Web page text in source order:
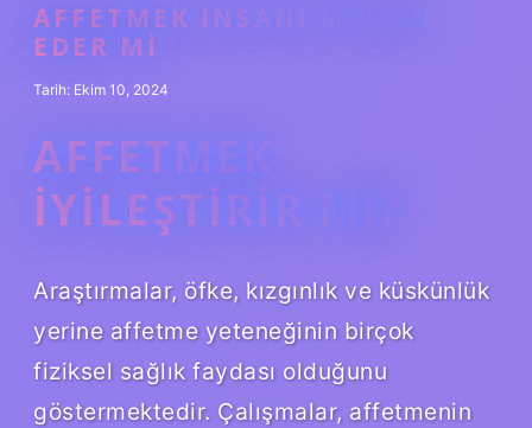
AFFETMEK INSANI MUTLU
EDER MI
Tarih: Ekim 10, 2024
AFFETMEK
IYILEŞTIRIR MI?
Araştırmalar, öfke, kızgınlık ve küskünlük
yerine affetme yeteneğinin birçok
fiziksel sağlık faydası olduğunu
göstermektedir. Çalışmalar, affetmenin